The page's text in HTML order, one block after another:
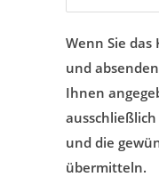
Wenn Sie
und
Ihnen
und die
übermitteln.